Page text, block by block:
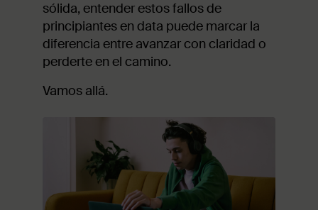
sólida, entender estos fallos de
principiantes en data puede marcar la
diferencia entre avanzar con claridad o
perderte en el camino.
Vamos allá.